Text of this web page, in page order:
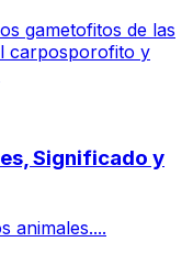
gametofitos de las
carposporofito y
Significado y
animales....